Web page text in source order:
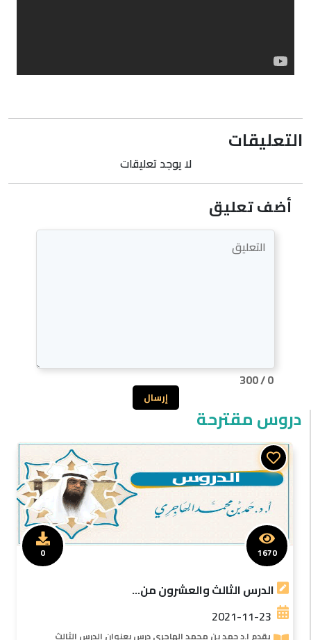
التعليقات
لا يوجد تعليقات
أضف تعليق
إرسال
0
/
300
دروس مقترحة
الدرس الثالث والعشرون من...
2021-11-23
يقدم ا.د حمد بن محمد الهاجرى درس بعنوان الدرس الثالث
1670
0